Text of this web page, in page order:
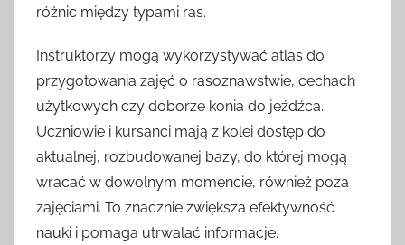
różnic między typami ras.
Instruktorzy mogą wykorzystywać atlas do
przygotowania zajęć o rasoznawstwie, cechach
użytkowych czy doborze konia do jeźdźca.
Uczniowie i kursanci mają z kolei dostęp do
aktualnej, rozbudowanej bazy, do której mogą
wracać w dowolnym momencie, również poza
zajęciami. To znacznie zwiększa efektywność
nauki i pomaga utrwalać informacje.